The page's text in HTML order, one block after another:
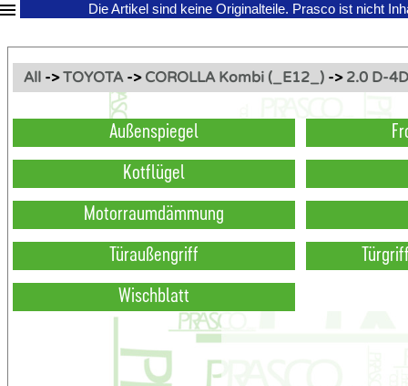
Die Artikel sind keine Originalteile. Prasco ist nicht
All ->TOYOTA -> COROLLA Kombi (_E12_) -> 2.0 D-
Außenspiegel
Kotflügel
Motorraumdämmung
Türaußengriff
Wischblatt